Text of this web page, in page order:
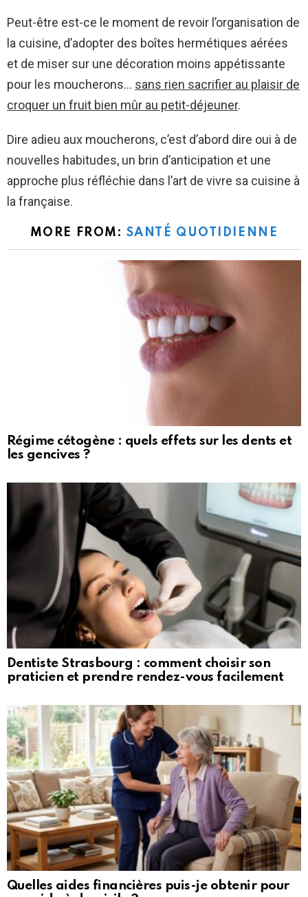
Peut-être est-ce le moment de revoir l’organisation de
la cuisine, d’adopter des boîtes hermétiques aérées
et de miser sur une décoration moins appétissante
pour les moucherons… sans rien sacrifier au plaisir de
croquer un fruit bien mûr au petit-déjeuner.
Dire adieu aux moucherons, c’est d’abord dire oui à de
nouvelles habitudes, un brin d’anticipation et une
approche plus réfléchie dans l’art de vivre sa cuisine à
la française.
MORE FROM: SANTÉ QUOTIDIENNE
Régime cétogène : quels effets sur les dents et
les gencives ?
Dentiste Strasbourg : comment choisir son
praticien et prendre rendez-vous facilement
Quelles aides financières puis-je obtenir pour